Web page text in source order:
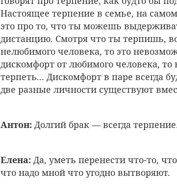
Настоящее терпение в семье, на
это про то, что ты можешь
дистанцию. Смотря что ты терпишь,
нелюбимого человека, то это
дискомфорт от любимого человека, то
терпеть... Дискомфорт в паре всегда
две разные личности существуют
Антон: Долгий брак — всегда
Елена: Да, уметь перенести что-то,
что надо мной что угодно вытворяют.